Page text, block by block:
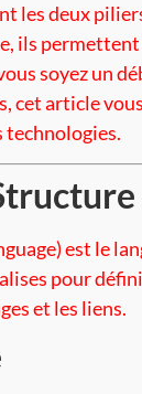
les deux
ils
soyez un
cet article
technologies.
est le
pour
et les liens.